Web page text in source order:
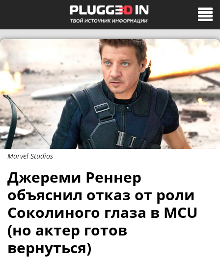
Marvel Studios
Джереми Реннер
объяснил отказ от роли
Соколиного глаза в MCU
(но актер готов
вернуться)